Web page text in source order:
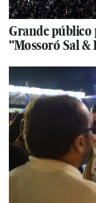
Grande público
"Mossoró Sal &